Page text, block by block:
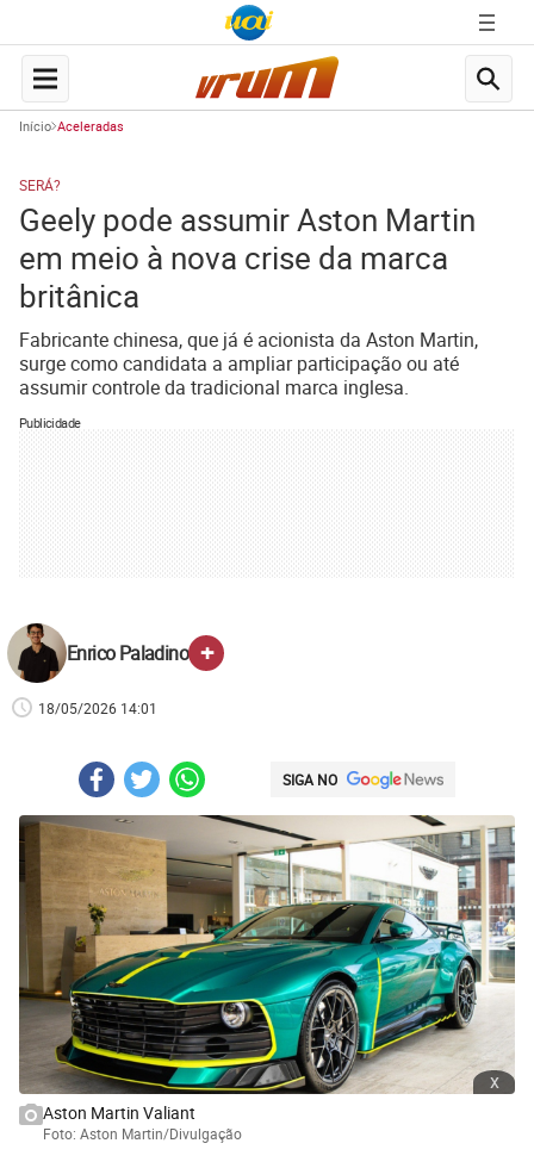
Início Aceleradas
SERÁ?
Geely pode assumir Aston Martin
em meio à nova crise da marca
britânica
Fabricante chinesa, que já é acionista da Aston Martin,
surge como candidata a ampliar participação ou até
assumir controle da tradicional marca inglesa.
Publicidade
Enrico Paladino +
18/05/2026 14:01
SIGA NO
x
Aston Martin Valiant
Foto: Aston Martin/Divulgação